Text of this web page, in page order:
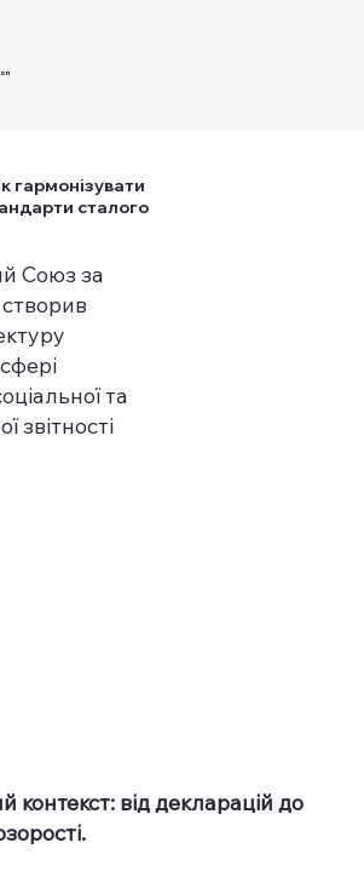
гармонізувати
сталого
Союз за
та
звітності
контекст: від декларацій до